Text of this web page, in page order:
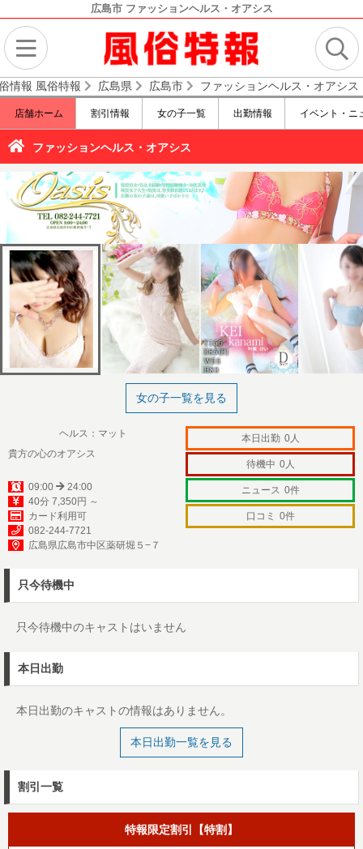
広島市 ファッションヘルス・オアシス
情報 風俗特報 広島県 広島市 ファッションヘルス・オアシス
店舗ホーム 割引情報 女の子一覧 出勤情報 イベント・ニ
ファッションヘルス・オアシス
女の子一覧を見る
ヘルス：マット
貴方の心のオアシス
09:00
24:00
40分 7,350円 ～
カード利用可
082-244-7721
広島県広島市中区薬研堀５−７
本日出勤 0人
待機中 0人
ニュース 0件
口コミ 0件
只今待機中
只今待機中のキャストはいません
本日出勤
本日出勤のキャストの情報はありません。
本日出勤一覧を見る
割引一覧
特報限定割引【特割】